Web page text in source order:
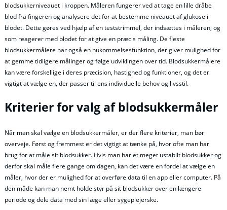
blodsukkerniveauet i kroppen. Måleren fungerer ved at tage en lille dråbe
blod fra fingeren og analysere det for at bestemme niveauet af glukose i
blodet. Dette gøres ved hjælp af en teststrimmel, der indsættes i måleren, og
som reagerer med blodet for at give en præcis måling. De fleste
blodsukkermålere har også en hukommelsesfunktion, der giver mulighed for
at gemme tidligere målinger og følge udviklingen over tid. Blodsukkermålere
kan være forskellige i deres præcision, hastighed og funktioner, og det er
vigtigt at vælge en, der passer til ens individuelle behov og livsstil.
Kriterier for valg af blodsukkermåler
Når man skal vælge en blodsukkermåler, er der flere kriterier, man bør
overveje. Først og fremmest er det vigtigt at tænke på, hvor ofte man har
brug for at måle sit blodsukker. Hvis man har et meget ustabilt blodsukker og
derfor skal måle flere gange om dagen, kan det være en fordel at vælge en
måler, hvor der er mulighed for at overføre data til en app eller computer. På
den måde kan man nemt holde styr på sit blodsukker over en længere
periode og dele data med sin læge eller sygeplejerske.